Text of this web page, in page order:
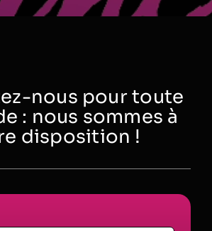
nous pour toute
: nous sommes à
disposition !